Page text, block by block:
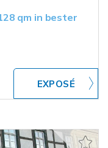
qm in bester